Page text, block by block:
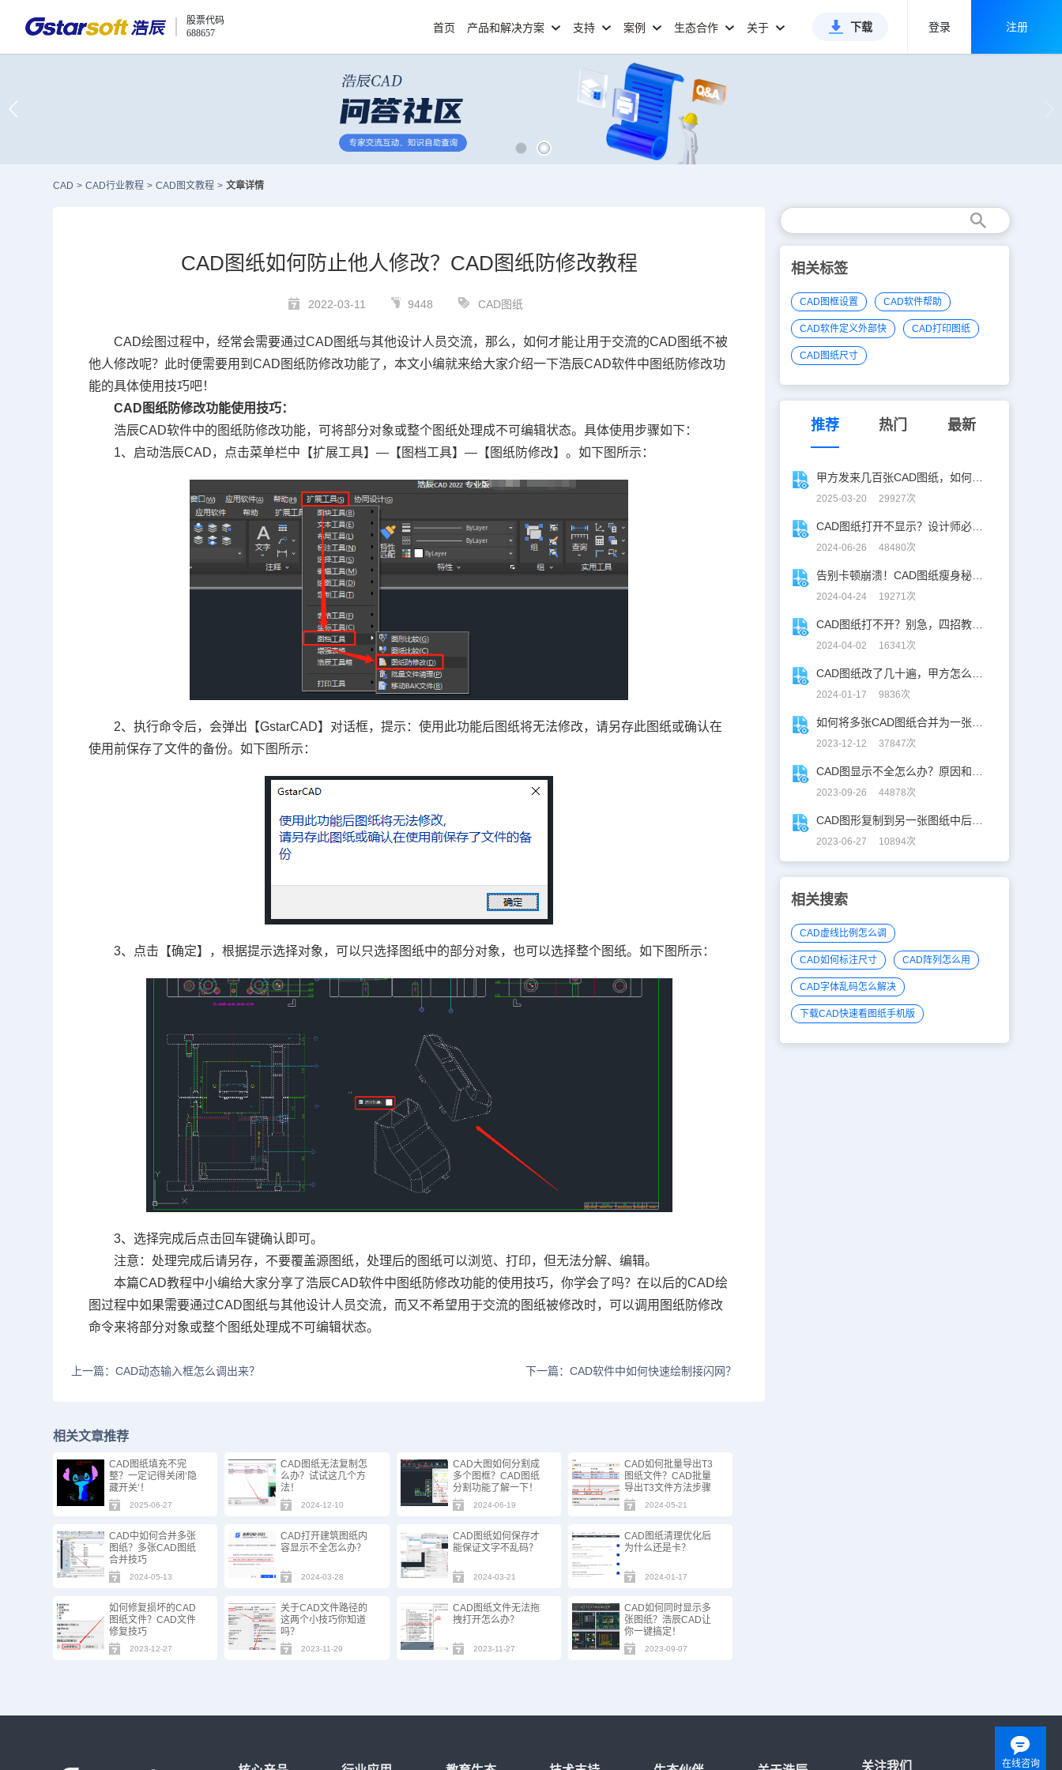
股票代码
688657
首页 产品和解决方案 支持 案例 生态合作 关于 下载 登录 注册
CAD > CAD行业教程 > CAD图文教程 > 文章详情
CAD图纸如何防止他人修改？CAD图纸防修改教程
2022-03-11 9448 CAD图纸
CAD绘图过程中，经常会需要通过CAD图纸与其他设计人员交流，那么，如何才能让用于交流的CAD 图纸不被
他人修改呢？此时便需要用到CAD图纸防修改功能了，本文小编就来给大家介绍一下浩辰CAD软件中图纸防修改功
能的具体使用技巧吧！
CAD图纸防修改功能使用技巧：
浩辰CAD软件中的图纸防修改功能，可将部分对象或整个图纸处理成不可编辑状态。具体使用步骤如下：
1、启动浩辰CAD，点击菜单栏中【扩展工具】—【图档工具】—【图纸防修改】。如下图所示：
2、执行命令后，会弹出【GstarCAD】对话框，提示：使用此功能后图纸将无法修改，请另存此图纸或确认在
使用前保存了文件的备份。如下图所示：
3、点击【确定】，根据提示选择对象，可以只选择图纸中的部分对象，也可以选择整个图纸。如下图所示：
3、选择完成后点击回车键确认即可。
注意：处理完成后请另存，不要覆盖源图纸，处理后的图纸可以浏览、打印，但无法分解、编辑。
本篇CAD教程中小编给大家分享了浩辰CAD软件中图纸防修改功能的使用技巧，你学会了吗？在以后的CAD绘
图过程中如果需要通过CAD图纸与其他设计人员交流，而又不希望用于交流的图纸被修改时，可以调用图纸防修改
命令来将部分对象或整个图纸处理成不可编辑状态。
上一篇：CAD动态输入框怎么调出来？ 下一篇：CAD软件中如何快速绘制接闪网？
相关文章推荐
CAD图纸填充不完
整？一定记得关闭‘隐
藏开关’！
2025-06-27
CAD图纸无法复制怎
么办？试试这几个方
法！
2024-12-10
CAD大图如何分割成
多个图框？CAD图纸
分割功能了解一下！
2024-06-19
CAD如何批量导出T3
图纸文件？CAD批量
导出T3文件方法步骤
2024-05-21
CAD中如何合并多张
图纸？多张CAD图纸
合并技巧
2024-05-13
CAD打开建筑图纸内
容显示不全怎么办？
2024-03-28
CAD图纸如何保存才
能保证文字不乱码？
2024-03-21
​CAD图纸清理优化后
为什么还是卡？
2024-01-17
如何修复损坏的CAD
图纸文件？CAD文件
修复技巧
2023-12-27
关于CAD文件路径的
这两个小技巧你知道
吗？
2023-11-29
CAD图纸文件无法拖
拽打开怎么办？
2023-11-27
CAD如何同时显示多
张图纸？浩辰CAD让
你一键搞定！
2023-09-07
相关标签
CAD图框设置 CAD软件帮助
CAD软件定义外部快 CAD打印图纸
CAD图纸尺寸
推荐 热门 最新
2025-03-20 29927次
2024-06-26 48480次
2024-04-24 19271次
2024-04-02 16341次
2024-01-17 9836次
2023-12-12 37847次
2023-09-26 44878次
2023-06-27 10894次
相关搜索
CAD虚线比例怎么调
CAD如何标注尺寸 CAD阵列怎么用
CAD字体乱码怎么解决
下载CAD快速看图纸手机版
关注我们 在线咨询